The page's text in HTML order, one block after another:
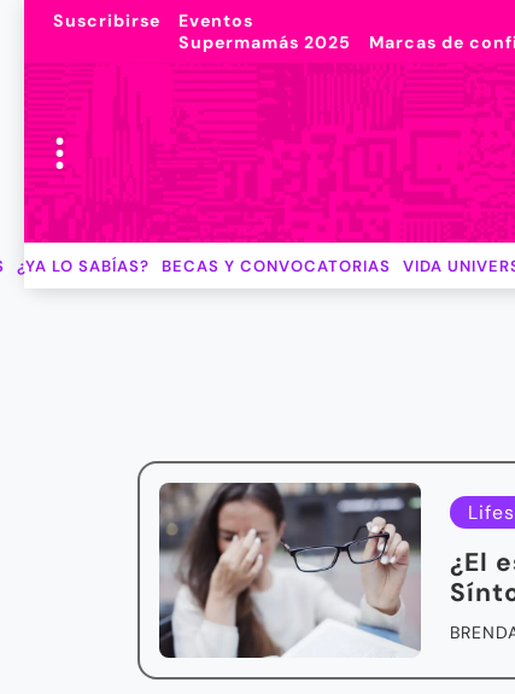
Suscribirse
Eventos
Supermamás 2025
Marcas de
¿YA LO SABÍAS? BECAS Y CONVOCATORIAS VIDA
¿El